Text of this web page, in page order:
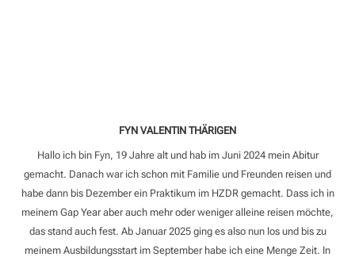
FYN VALENTIN THÄRIGEN
Hallo ich bin Fyn, 19 Jahre alt und hab im Juni 2024 mein Abitur
gemacht. Danach war ich schon mit Familie und Freunden reisen und
habe dann bis Dezember ein Praktikum im HZDR gemacht. Dass ich in
meinem Gap Year aber auch mehr oder weniger alleine reisen möchte,
das stand auch fest. Ab Januar 2025 ging es also nun los und bis zu
meinem Ausbildungsstart im September habe ich eine Menge Zeit. In